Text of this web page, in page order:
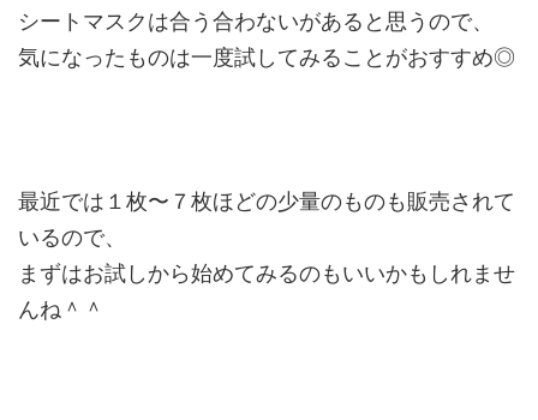
シートマスクは合う合わないがあると思うので、
気になったものは一度試してみることがおすすめ◎
最近では１枚〜７枚ほどの少量のものも販売されて
いるので、
まずはお試しから始めてみるのもいいかもしれませ
んね＾＾